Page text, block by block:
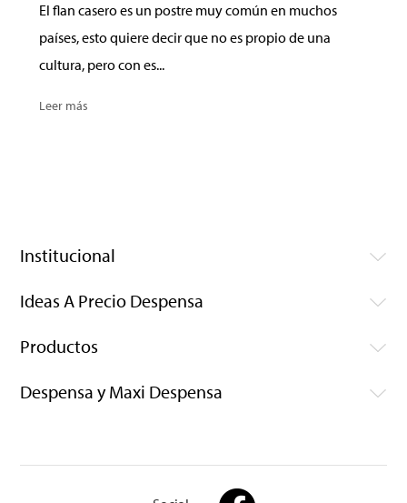
El flan casero es un postre muy común en muchos
países, esto quiere decir que no es propio de una
cultura, pero con es...
Leer más
Institucional
Ideas A Precio Despensa
Productos
Despensa y Maxi Despensa